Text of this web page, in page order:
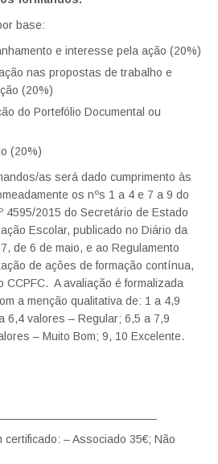
base:
e interesse pela ação (20%)
nas propostas de trabalho e
(20%)
do Portefólio Documental ou
(20%)
as será dado cumprimento às
os nºs 1 a 4 e 7 a 9 do
4595/2015 do Secretário de Estado
Escolar, publicado no Diário da
de 6 de maio, e ao Regulamento
de ações de formação contínua,
CCPFC. A avaliação é formalizada
a menção qualitativa de: 1 a 4,9
6,4 valores – Regular; 6,5 a 7,9
– Muito Bom; 9, 10 Excelente.
certificado: – Associado 35€; Não